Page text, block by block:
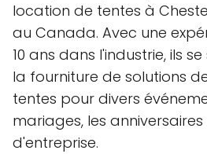
location de tentes à
au Canada. Avec une
10 ans dans l'industrie, ils
la fourniture de solutions
tentes pour divers
mariages, les
d'entreprise.